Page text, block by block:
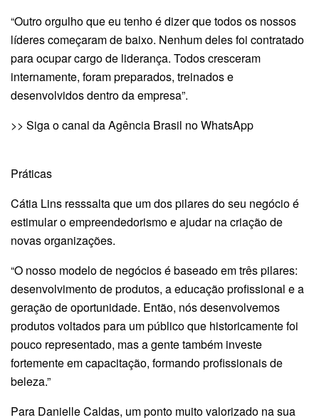
“Outro orgulho que eu tenho é dizer que todos os nossos
líderes começaram de baixo. Nenhum deles foi contratado
para ocupar cargo de liderança. Todos cresceram
internamente, foram preparados, treinados e
desenvolvidos dentro da empresa”.
>> Siga o canal da Agência Brasil no WhatsApp
Práticas
Cátia Lins resssalta que um dos pilares do seu negócio é
estimular o empreendedorismo e ajudar na criação de
novas organizações.
“O nosso modelo de negócios é baseado em três pilares:
desenvolvimento de produtos, a educação profissional e a
geração de oportunidade. Então, nós desenvolvemos
produtos voltados para um público que historicamente foi
pouco representado, mas a gente também investe
fortemente em capacitação, formando profissionais de
beleza.”
Para Danielle Caldas, um ponto muito valorizado na sua